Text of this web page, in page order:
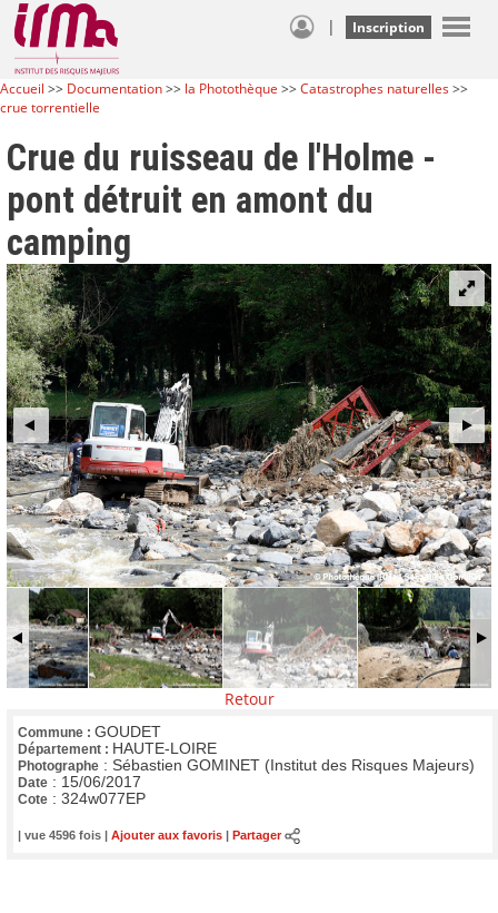
| Inscription
Accueil >> Documentation>> la Photothèque >>Catastrophes naturelles>>
crue torrentielle
Crue du ruisseau de l'Holme -
pont détruit en amont du
camping
Retour
Commune : GOUDET
Département : HAUTE-LOIRE
Photographe : Sébastien GOMINET (Institut des Risques Majeurs)
Date : 15/06/2017
Cote : 324w077EP
| vue 4596 fois | Ajouter aux favoris Partager